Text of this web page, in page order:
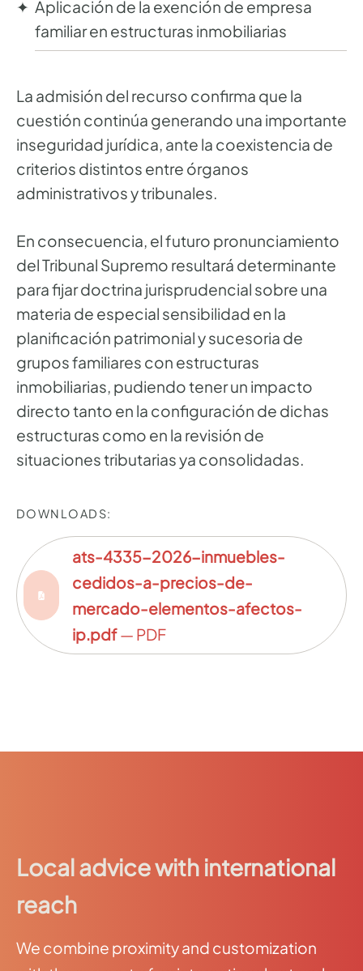
Aplicación de la exención de empresa
familiar en estructuras inmobiliarias
La admisión del recurso confirma que la
cuestión continúa generando una importante
inseguridad jurídica, ante la coexistencia de
criterios distintos entre órganos
administrativos y tribunales.
En consecuencia, el futuro pronunciamiento
del Tribunal Supremo resultará determinante
para fijar doctrina jurisprudencial sobre una
materia de especial sensibilidad en la
planificación patrimonial y sucesoria de
grupos familiares con estructuras
inmobiliarias, pudiendo tener un impacto
directo tanto en la configuración de dichas
estructuras como en la revisión de
situaciones tributarias ya consolidadas.
DOWNLOADS:
ats-4335-2026-inmuebles-
cedidos-a-precios-de-
mercado-elementos-afectos-
ip.pdf— PDF
Local advice with international
reach
We combine proximity and customization